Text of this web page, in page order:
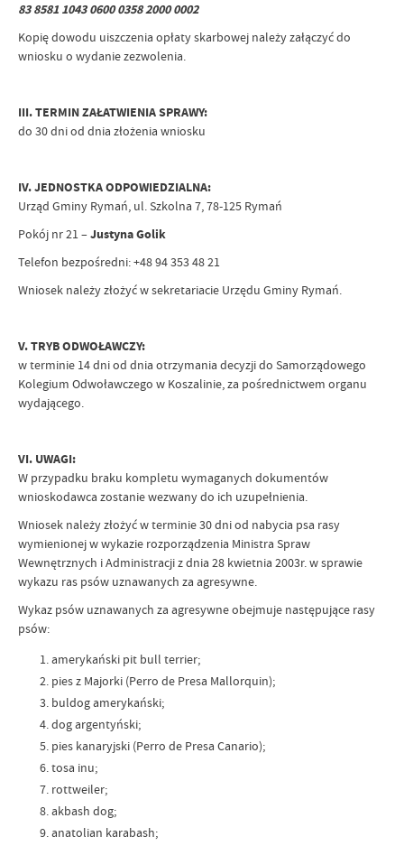
83 8581 1043 0600 0358 2000 0002
Kopię dowodu uiszczenia opłaty skarbowej należy załączyć do
wniosku o wydanie zezwolenia.
III. TERMIN ZAŁATWIENIA SPRAWY:
do 30 dni od dnia złożenia wniosku
IV. JEDNOSTKA ODPOWIEDZIALNA:
Urząd Gminy Rymań, ul. Szkolna 7, 78-125 Rymań
Pokój nr 21 –Justyna Golik
Telefon bezpośredni: +48 94 353 48 21
Wniosek należy złożyć w sekretariacie Urzędu Gminy Rymań.
V. TRYB ODWOŁAWCZY:
w terminie 14 dni od dnia otrzymania decyzji do Samorządowego
Kolegium Odwoławczego w Koszalinie, za pośrednictwem organu
wydającego.
VI. UWAGI:
W przypadku braku kompletu wymaganych dokumentów
wnioskodawca zostanie wezwany do ich uzupełnienia.
Wniosek należy złożyć w terminie 30 dni od nabycia psa rasy
wymienionej w wykazie rozporządzenia Ministra Spraw
Wewnętrznych i Administracji z dnia 28 kwietnia 2003r. w sprawie
wykazu ras psów uznawanych za agresywne.
Wykaz psów uznawanych za agresywne obejmuje następujące rasy
psów:
amerykański pit bull terrier;
pies z Majorki (Perro de Presa Mallorquin);
buldog amerykański;
dog argentyński;
pies kanaryjski (Perro de Presa Canario);
tosa inu;
rottweiler;
akbash dog;
anatolian karabash;